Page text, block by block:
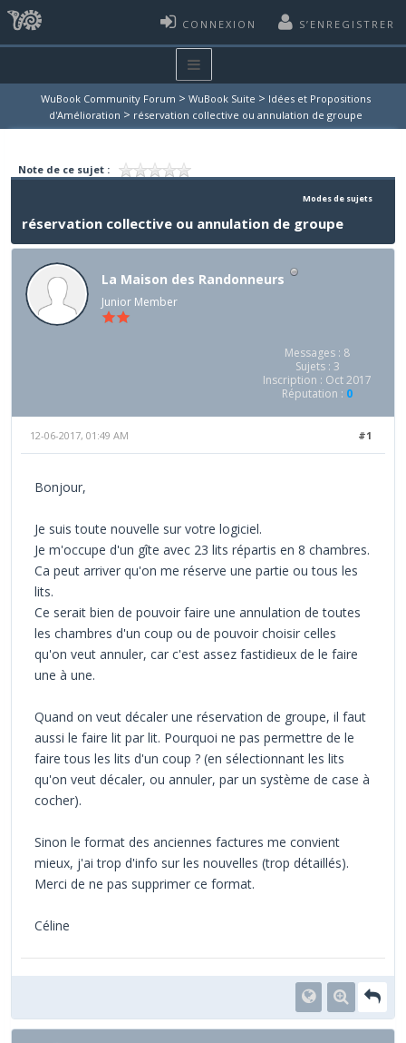
CONNEXION S’ENREGISTRER
WuBook Community Forum > WuBook Suite > Idées et Propositions
d'Amélioration > réservation collective ou annulation de groupe
Note de ce sujet :
Modes de sujets
réservation collective ou annulation de groupe
La Maison des Randonneurs
Junior Member
Messages : 8
Sujets : 3
Inscription : Oct 2017
Réputation : 0
#1
12-06-2017, 01:49 AM
Bonjour,
Je suis toute nouvelle sur votre logiciel.
Je m'occupe d'un gîte avec 23 lits répartis en 8 chambres.
Ca peut arriver qu'on me réserve une partie ou tous les
lits.
Ce serait bien de pouvoir faire une annulation de toutes
les chambres d'un coup ou de pouvoir choisir celles
qu'on veut annuler, car c'est assez fastidieux de le faire
une à une.
Quand on veut décaler une réservation de groupe, il faut
aussi le faire lit par lit. Pourquoi ne pas permettre de le
faire tous les lits d'un coup ? (en sélectionnant les lits
qu'on veut décaler, ou annuler, par un système de case à
cocher).
Sinon le format des anciennes factures me convient
mieux, j'ai trop d'info sur les nouvelles (trop détaillés).
Merci de ne pas supprimer ce format.
Céline